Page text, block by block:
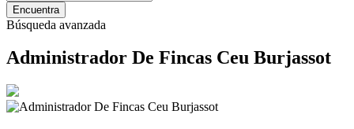
Encuentra
Búsqueda avanzada
Administrador De Fincas Ceu Burjassot